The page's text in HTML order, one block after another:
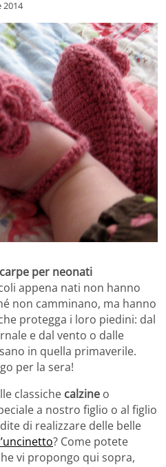
2014
per neonati
appena nati non hanno
non camminano, ma hanno
protegga i loro piedini: dal
e dal vento o dalle
in quella primaverile.
per la sera!
classiche calzine o
a nostro figlio o al figlio
di realizzare delle belle
? Come potete
vi propongo qui sopra,